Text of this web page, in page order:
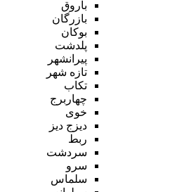
باروق
بازرگان
بوکان
پلدشت
پیرانشهر
تازه شهر
تکاب
چهاربرج
خوی
دیزج دیز
ربط
سردشت
سرو
سلماس